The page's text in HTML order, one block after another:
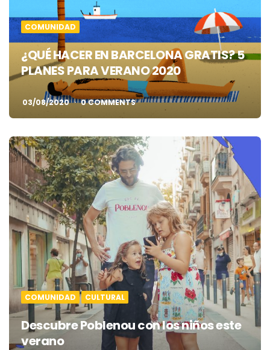
COMUNIDAD
¿QUÉ HACER EN BARCELONA GRATIS? 5
PLANES PARA VERANO 2020
03/08/2020 0 COMMENTS
COMUNIDAD CULTURAL
Descubre Poblenou con los niños este
verano